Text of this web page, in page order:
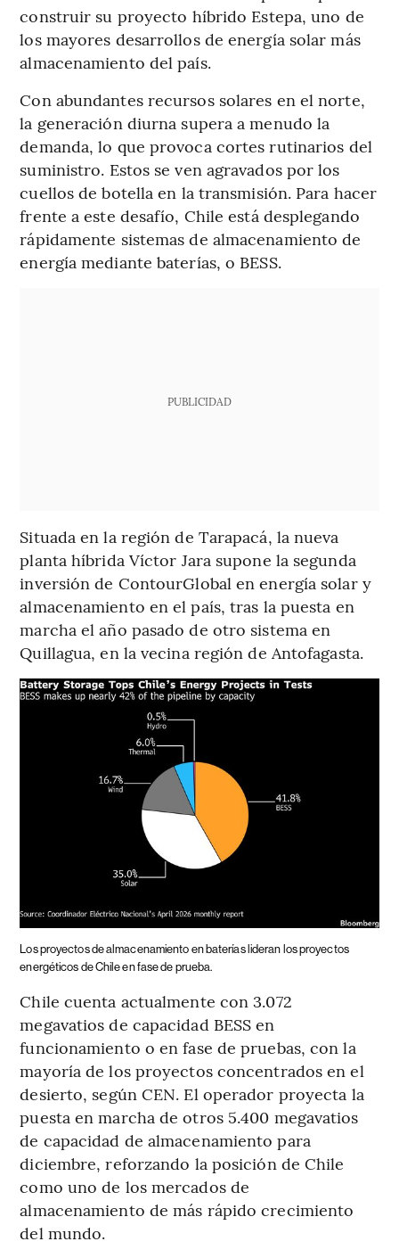
construir su proyecto híbrido Estepa, uno de
los mayores desarrollos de energía solar más
almacenamiento del país.
Con abundantes recursos solares en el norte,
la generación diurna supera a menudo la
demanda, lo que provoca cortes rutinarios del
suministro. Estos se ven agravados por los
cuellos de botella en la transmisión. Para hacer
frente a este desafío, Chile está desplegando
rápidamente sistemas de almacenamiento de
energía mediante baterías, o BESS.
PUBLICIDAD
Situada en la región de Tarapacá, la nueva
planta híbrida Víctor Jara supone la segunda
inversión de ContourGlobal en energía solar y
almacenamiento en el país, tras la puesta en
marcha el año pasado de otro sistema en
Quillagua, en la vecina región de Antofagasta.
Los proyectos de almacenamiento en baterías lideran los proyectos
energéticos de Chile en fase de prueba.
Chile cuenta actualmente con 3.072
megavatios de capacidad BESS en
funcionamiento o en fase de pruebas, con la
mayoría de los proyectos concentrados en el
desierto, según CEN. El operador proyecta la
puesta en marcha de otros 5.400 megavatios
de capacidad de almacenamiento para
diciembre, reforzando la posición de Chile
como uno de los mercados de
almacenamiento de más rápido crecimiento
del mundo.